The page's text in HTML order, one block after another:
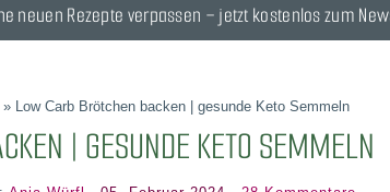
neuen Rezepte verpassen – jetzt kostenlos zum
» Low Carb Brötchen backen | gesunde Keto Semmeln
| GESUNDE KETO SEMMELN